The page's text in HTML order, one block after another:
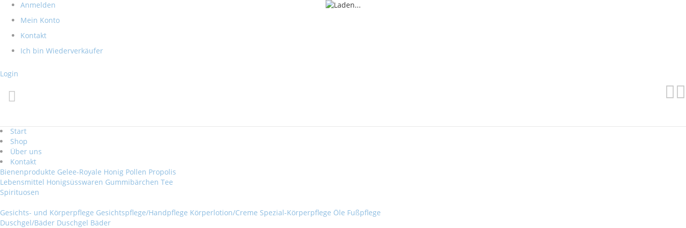
Direkt
Inhalt
Anmelden
Mein Konto
Kontakt
Ich bin Wiederverkäufer
Login
Start
Shop
Über uns
Kontakt
Bienenprodukte Gelee-Royale Honig Pollen Propolis
Lebensmittel Honigsüsswaren Gummibärchen Tee
Spirituosen
Gesichts- und Körperpflege Gesichtspflege/Handpflege Körperlotion/Creme Spezial-Körperpflege Öle Fußpflege
Duschgel/Bäder Duschgel Bäder